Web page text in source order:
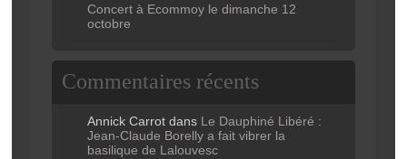
Concert à Ecommoy le dimanche 12
octobre
Commentaires récents
Annick Carrotdans Le Dauphiné Libéré :
Jean-Claude Borelly a fait vibrer la
basilique de Lalouvesc